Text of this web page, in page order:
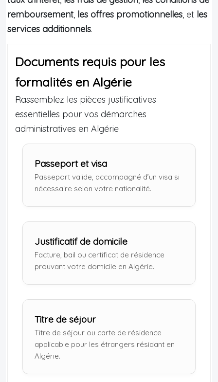
remboursement, les offres promotionnelles, et les
services additionnels.
Documents requis pour les
formalités en Algérie
Rassemblez les pièces justificatives
essentielles pour vos démarches
administratives en Algérie
Passeport et visa
Passeport valide, accompagné d’un visa si
nécessaire selon votre nationalité.
Justificatif de domicile
Facture, bail ou certificat de résidence
prouvant votre domicile en Algérie.
Titre de séjour
Titre de séjour ou carte de résidence
applicable pour les étrangers résidant en
Algérie.